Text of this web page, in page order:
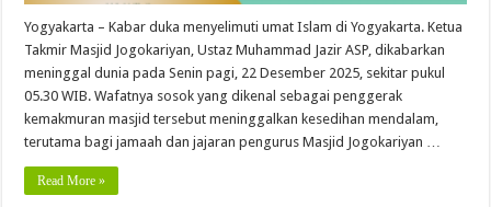
Yogyakarta – Kabar duka menyelimuti umat Islam di Yogyakarta. Ketua
Takmir Masjid Jogokariyan, Ustaz Muhammad Jazir ASP, dikabarkan
meninggal dunia pada Senin pagi, 22 Desember 2025, sekitar pukul
05.30 WIB. Wafatnya sosok yang dikenal sebagai penggerak
kemakmuran masjid tersebut meninggalkan kesedihan mendalam,
terutama bagi jamaah dan jajaran pengurus Masjid Jogokariyan …
Read More »